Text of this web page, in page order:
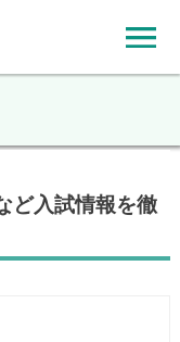
ど入試情報を徹